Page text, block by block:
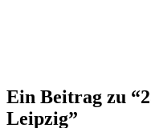
Ein Beitrag zu
Leipzig”